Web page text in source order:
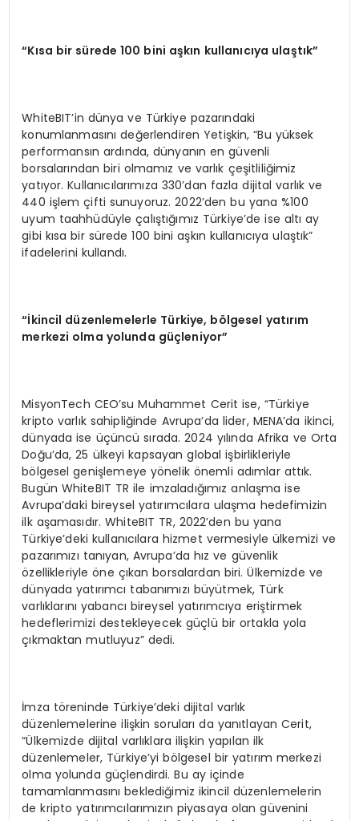
“Kısa bir sürede 100 bini aşkın kullanıcıya ulaştık”
WhiteBIT’in dünya ve Türkiye pazarındaki
konumlanmasını değerlendiren Yetişkin, “Bu yüksek
performansın ardında, dünyanın en güvenli
borsalarından biri olmamız ve varlık çeşitliliğimiz
yatıyor. Kullanıcılarımıza 330’dan fazla dijital varlık ve
440 işlem çifti sunuyoruz. 2022’den bu yana %100
uyum taahhüdüyle çalıştığımız Türkiye’de ise altı ay
gibi kısa bir sürede 100 bini aşkın kullanıcıya ulaştık”
ifadelerini kullandı.
“İkincil düzenlemelerle Türkiye, bölgesel yatırım
merkezi olma yolunda güçleniyor”
MisyonTech CEO’su Muhammet Cerit ise, “Türkiye
kripto varlık sahipliğinde Avrupa’da lider, MENA’da ikinci,
dünyada ise üçüncü sırada. 2024 yılında Afrika ve Orta
Doğu’da, 25 ülkeyi kapsayan global işbirlikleriyle
bölgesel genişlemeye yönelik önemli adımlar attık.
Bugün WhiteBIT TR ile imzaladığımız anlaşma ise
Avrupa’daki bireysel yatırımcılara ulaşma hedefimizin
ilk aşamasıdır. WhiteBIT TR, 2022’den bu yana
Türkiye’deki kullanıcılara hizmet vermesiyle ülkemizi ve
pazarımızı tanıyan, Avrupa’da hız ve güvenlik
özellikleriyle öne çıkan borsalardan biri. Ülkemizde ve
dünyada yatırımcı tabanımızı büyütmek, Türk
varlıklarını yabancı bireysel yatırımcıya eriştirmek
hedeflerimizi destekleyecek güçlü bir ortakla yola
çıkmaktan mutluyuz” dedi.
İmza töreninde Türkiye’deki dijital varlık
düzenlemelerine ilişkin soruları da yanıtlayan Cerit,
“Ülkemizde dijital varlıklara ilişkin yapılan ilk
düzenlemeler, Türkiye’yi bölgesel bir yatırım merkezi
olma yolunda güçlendirdi. Bu ay içinde
tamamlanmasını beklediğimiz ikincil düzenlemelerin
de kripto yatırımcılarımızın piyasaya olan güvenini